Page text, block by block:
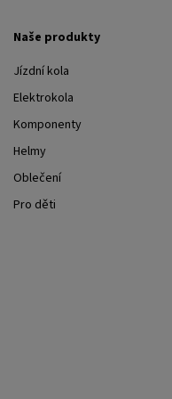
Naše produkty
Jízdní kola
Elektrokola
Komponenty
Helmy
Oblečení
Pro děti